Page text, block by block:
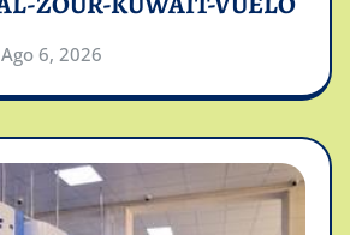
Ago 6, 2026